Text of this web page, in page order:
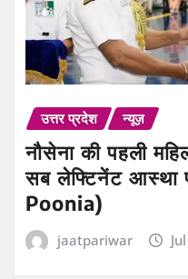
उत्तर प्रदेश न्यूज़
नौसेना की पहली
सब लेफ्टिनेंट आस्था
Poonia)
jaatpariwar